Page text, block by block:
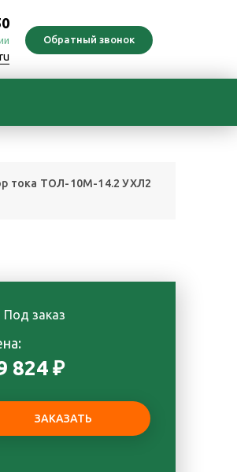
тока ТОЛ-10М-14.2 УХЛ2
Под заказ
824 ₽